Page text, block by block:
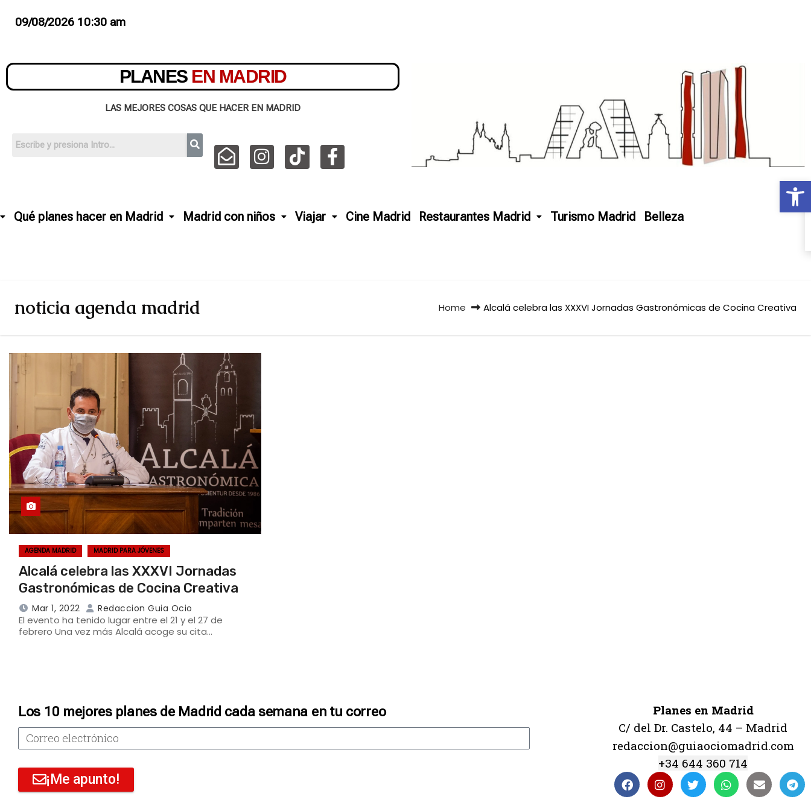
09/08/2026 10:30 am
PLANES EN MADRID
LAS MEJORES COSAS QUE HACER EN MADRID
Qué planes hacer en Madrid Madrid con niños Viajar Cine Madrid Restaurantes Madrid Turismo Madrid Belleza
noticia agenda madrid Home Alcalá celebra las XXXVI Jornadas Gastronómicas de Cocina Creativa
AGENDA MADRID MADRID PARA JÓVENES
Alcalá celebra las XXXVI Jornadas
Gastronómicas de Cocina Creativa
Mar 1, 2022 Redaccion Guia Ocio
El evento ha tenido lugar entre el 21 y el 27 de
febrero Una vez más Alcalá acoge su cita…
Los 10 mejores planes de Madrid cada semana en tu correo
¡Me apunto!
Planes en Madrid
C/ del Dr. Castelo, 44 – Madrid
redaccion@guiaociomadrid.com
+34 644 360 714